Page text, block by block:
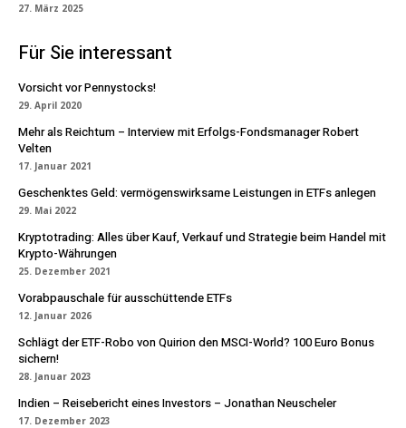
27. März 2025
Für Sie interessant
Vorsicht vor Pennystocks!
29. April 2020
Mehr als Reichtum – Interview mit Erfolgs-Fondsmanager Robert
Velten
17. Januar 2021
Geschenktes Geld: vermögenswirksame Leistungen in ETFs anlegen
29. Mai 2022
Kryptotrading: Alles über Kauf, Verkauf und Strategie beim Handel mit
Krypto-Währungen
25. Dezember 2021
Vorabpauschale für ausschüttende ETFs
12. Januar 2026
Schlägt der ETF-Robo von Quirion den MSCI-World? 100 Euro Bonus
sichern!
28. Januar 2023
Indien – Reisebericht eines Investors – Jonathan Neuscheler
17. Dezember 2023